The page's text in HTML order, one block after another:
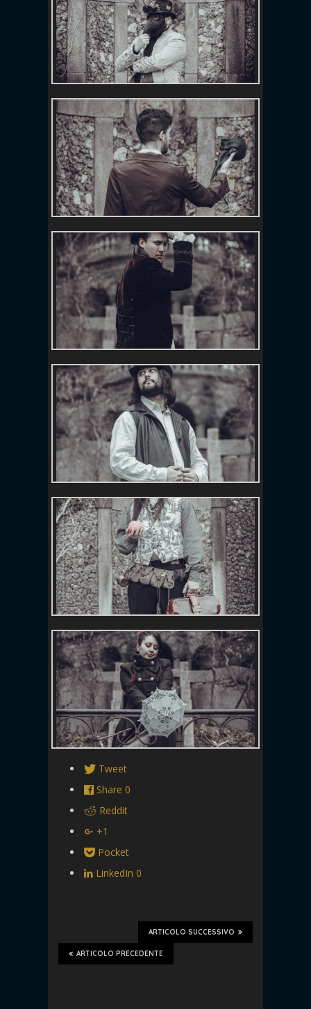
Tweet
Share 0
Reddit
+1
Pocket
LinkedIn 0
ARTICOLO SUCCESSIVO
ARTICOLO PRECEDENTE